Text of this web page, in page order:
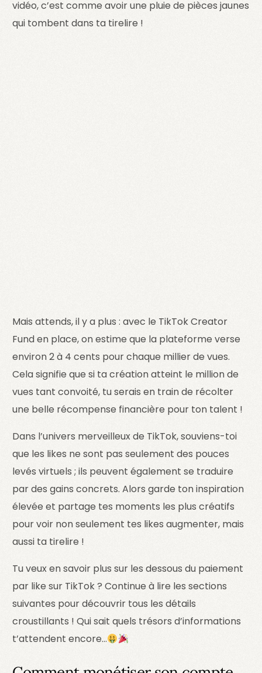
vidéo, c’est comme avoir une pluie de pièces jaunes
qui tombent dans ta tirelire !
Mais attends, il y a plus : avec le TikTok Creator
Fund en place, on estime que la plateforme verse
environ 2 à 4 cents pour chaque millier de vues.
Cela signifie que si ta création atteint le million de
vues tant convoité, tu serais en train de récolter
une belle récompense financière pour ton talent !
Dans l’univers merveilleux de TikTok, souviens-toi
que les likes ne sont pas seulement des pouces
levés virtuels ; ils peuvent également se traduire
par des gains concrets. Alors garde ton inspiration
élevée et partage tes moments les plus créatifs
pour voir non seulement tes likes augmenter, mais
aussi ta tirelire !
Tu veux en savoir plus sur les dessous du paiement
par like sur TikTok ? Continue à lire les sections
suivantes pour découvrir tous les détails
croustillants ! Qui sait quels trésors d’informations
t’attendent encore…